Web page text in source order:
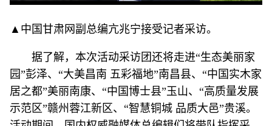
▲中国甘肃网副总编亢兆宁接受记者采访。
据了解，本次活动采访团还将走进“生态美丽家
园”彭泽、“大美昌南 五彩福地”南昌县、“中国实木家
居之都”美丽南康、“中国博士县”玉山、“高质量发展
示范区”赣州蓉江新区、“智慧铜城 品质大邑”贵溪。